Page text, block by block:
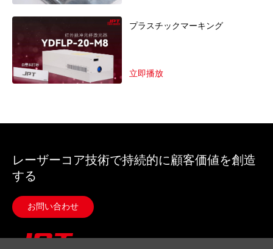
プラスチックマーキング
立即播放
レーザーコア技術で持続的に顧客価値を創造
する
お問い合わせ